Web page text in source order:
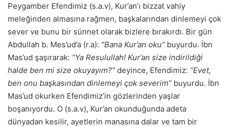
Peygamber Efendimiz (s.a.v), Kur’an’ı bizzat vahiy
meleğinden almasına rağmen, başkalarından dinlemeyi çok
sever ve bunu bir sünnet olarak bizlere bırakırdı. Bir gün
Abdullah b. Mes’ud’a (r.a): “Bana Kur’an oku” buyurdu. İbn
Mas’ud şaşırarak: “Ya Resulullah! Kur’an size indirildiği
halde ben mi size okuyayım?” deyince, Efendimiz: “Evet,
ben onu başkasından dinlemeyi çok severim” buyurdu. İbn
Mas’ud okurken Efendimiz’in gözlerinden yaşlar
boşanıyordu. O (s.a.v), Kur’an okunduğunda adeta
dünyadan kesilir, ayetlerin manasına dalar ve tam bir